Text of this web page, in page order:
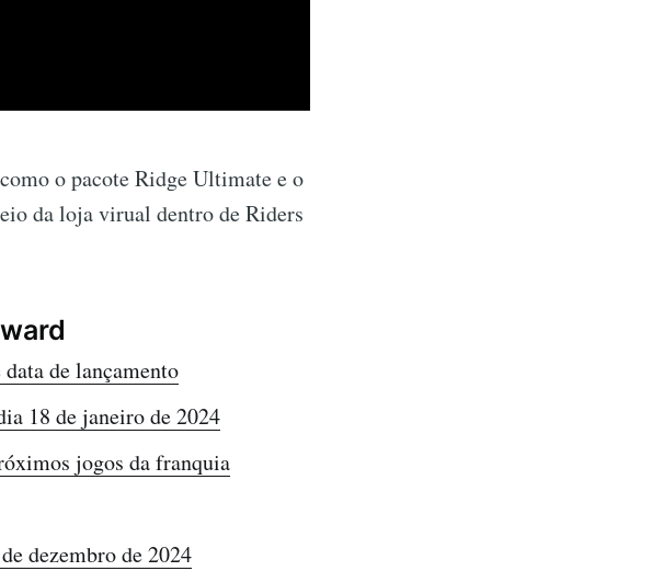
o pacote Ridge Ultimate e o
da loja virual dentro de Riders
de lançamento
18 de janeiro de 2024
jogos da franquia
dezembro de 2024